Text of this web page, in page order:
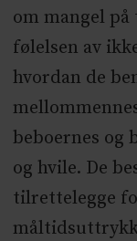
om mangel
følelsen av
hvordan de
beboernes
og hvile. De
tilrettelegge